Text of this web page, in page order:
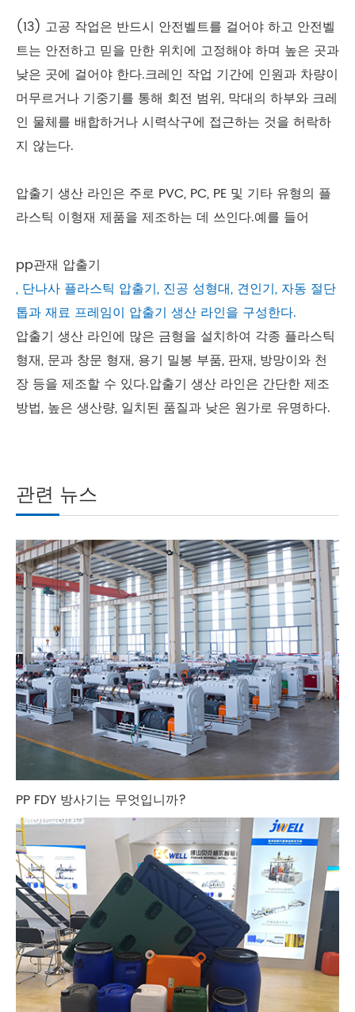
(13) 고공 작업은 반드시 안전벨트를 걸어야 하고 안전벨
트는 안전하고 믿을 만한 위치에 고정해야 하며 높은 곳과
낮은 곳에 걸어야 한다.크레인 작업 기간에 인원과 차량이
머무르거나 기중기를 통해 회전 범위, 막대의 하부와 크레
인 물체를 배합하거나 시력삭구에 접근하는 것을 허락하
지 않는다.
압출기 생산 라인은 주로 PVC, PC, PE 및 기타 유형의 플
라스틱 이형재 제품을 제조하는 데 쓰인다.예를 들어
pp관재 압출기
, 단나사 플라스틱 압출기, 진공 성형대, 견인기, 자동 절단
톱과 재료 프레임이 압출기 생산 라인을 구성한다.
압출기 생산 라인에 많은 금형을 설치하여 각종 플라스틱
형재, 문과 창문 형재, 용기 밀봉 부품, 판재, 방망이와 천
장 등을 제조할 수 있다.압출기 생산 라인은 간단한 제조
방법, 높은 생산량, 일치된 품질과 낮은 원가로 유명하다.
관련 뉴스
PP FDY 방사기는 무엇입니까?